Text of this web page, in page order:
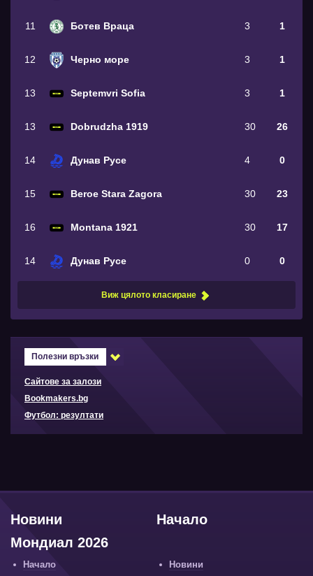
11 Ботев Враца 3 1
12 Черно море 3 1
13 Septemvri Sofia 3 1
13 Dobrudzha 1919 30 26
14 Дунав Русе 4 0
15 Beroe Stara Zagora 30 23
16 Montana 1921 30 17
14 Дунав Русе 0 0
Виж цялото класиране
Полезни връзки
Сайтове за залози
Bookmakers.bg
Футбол: резултати
Начало
Новини
Мондиал 2026
Начало
Новини